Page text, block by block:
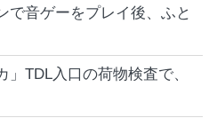
で音ゲーをプレイ後、ふと
TDL入口の荷物検査で、